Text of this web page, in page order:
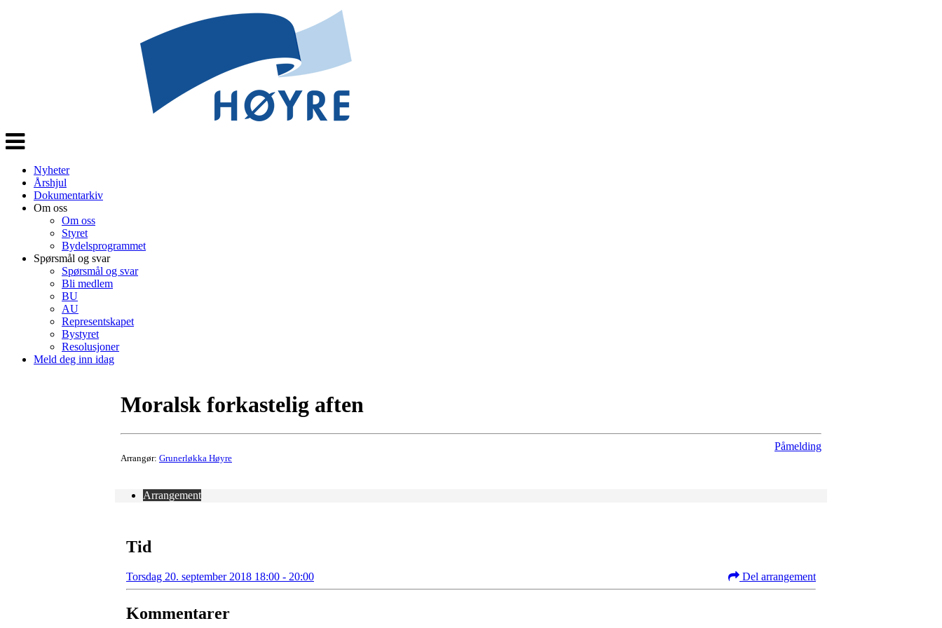
Veksle
navigasjon
Nyheter
Årshjul
Dokumentarkiv
Om oss
Om oss
Styret
Bydelsprogrammet
Spørsmål og svar
Spørsmål og svar
Bli medlem
BU
AU
Representskapet
Bystyret
Resolusjoner
Meld deg inn idag
Moralsk forkastelig aften
Arrangør: Grunerløkka Høyre
Påmelding
Arrangement
Tid
Torsdag 20. september 2018 18:00 - 20:00 Del arrangement
Kommentarer